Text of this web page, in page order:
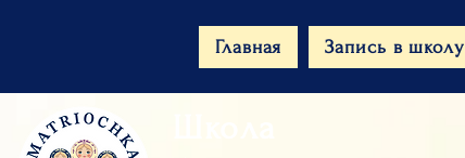
Главная Запись в школу